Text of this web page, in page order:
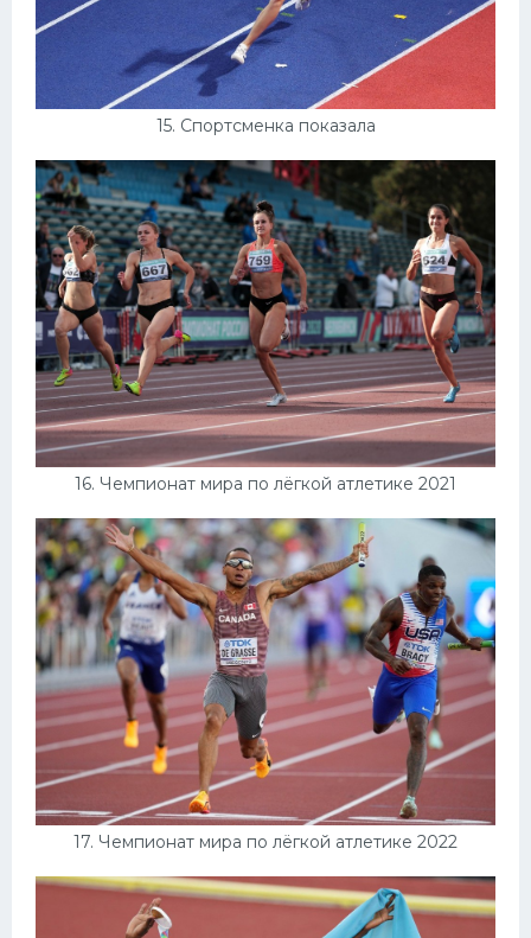
15. Спортсменка показала
16. Чемпионат мира по лёгкой атлетике 2021
17. Чемпионат мира по лёгкой атлетике 2022